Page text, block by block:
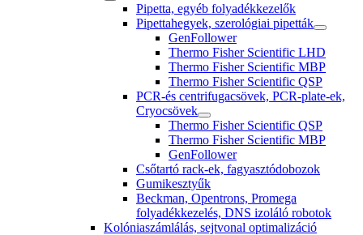
Pipetta, egyéb folyadékkezelők
Pipettahegyek, szerológiai pipetták
GenFollower
Thermo Fisher Scientific LHD
Thermo Fisher Scientific MBP
Thermo Fisher Scientific QSP
PCR-és centrifugacsövek, PCR-plate-ek,
Cryocsövek
Thermo Fisher Scientific QSP
Thermo Fisher Scientific MBP
GenFollower
Csőtartó rack-ek, fagyasztódobozok
Gumikesztyűk
Beckman, Opentrons, Promega
folyadékkezelés, DNS izoláló robotok
Kolóniaszámlálás, sejtvonal optimalizáció